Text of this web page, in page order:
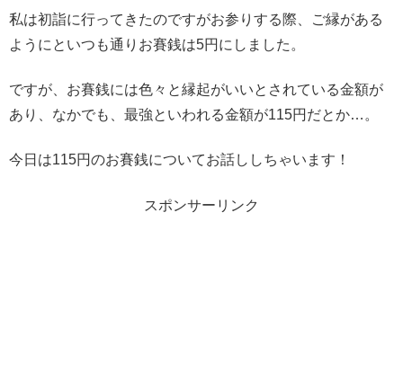
私は初詣に行ってきたのですがお参りする際、ご縁がある
ようにといつも通りお賽銭は5円にしました。
ですが、お賽銭には色々と縁起がいいとされている金額が
あり、なかでも、最強といわれる金額が115円だとか…。
今日は115円のお賽銭についてお話ししちゃいます！
スポンサーリンク